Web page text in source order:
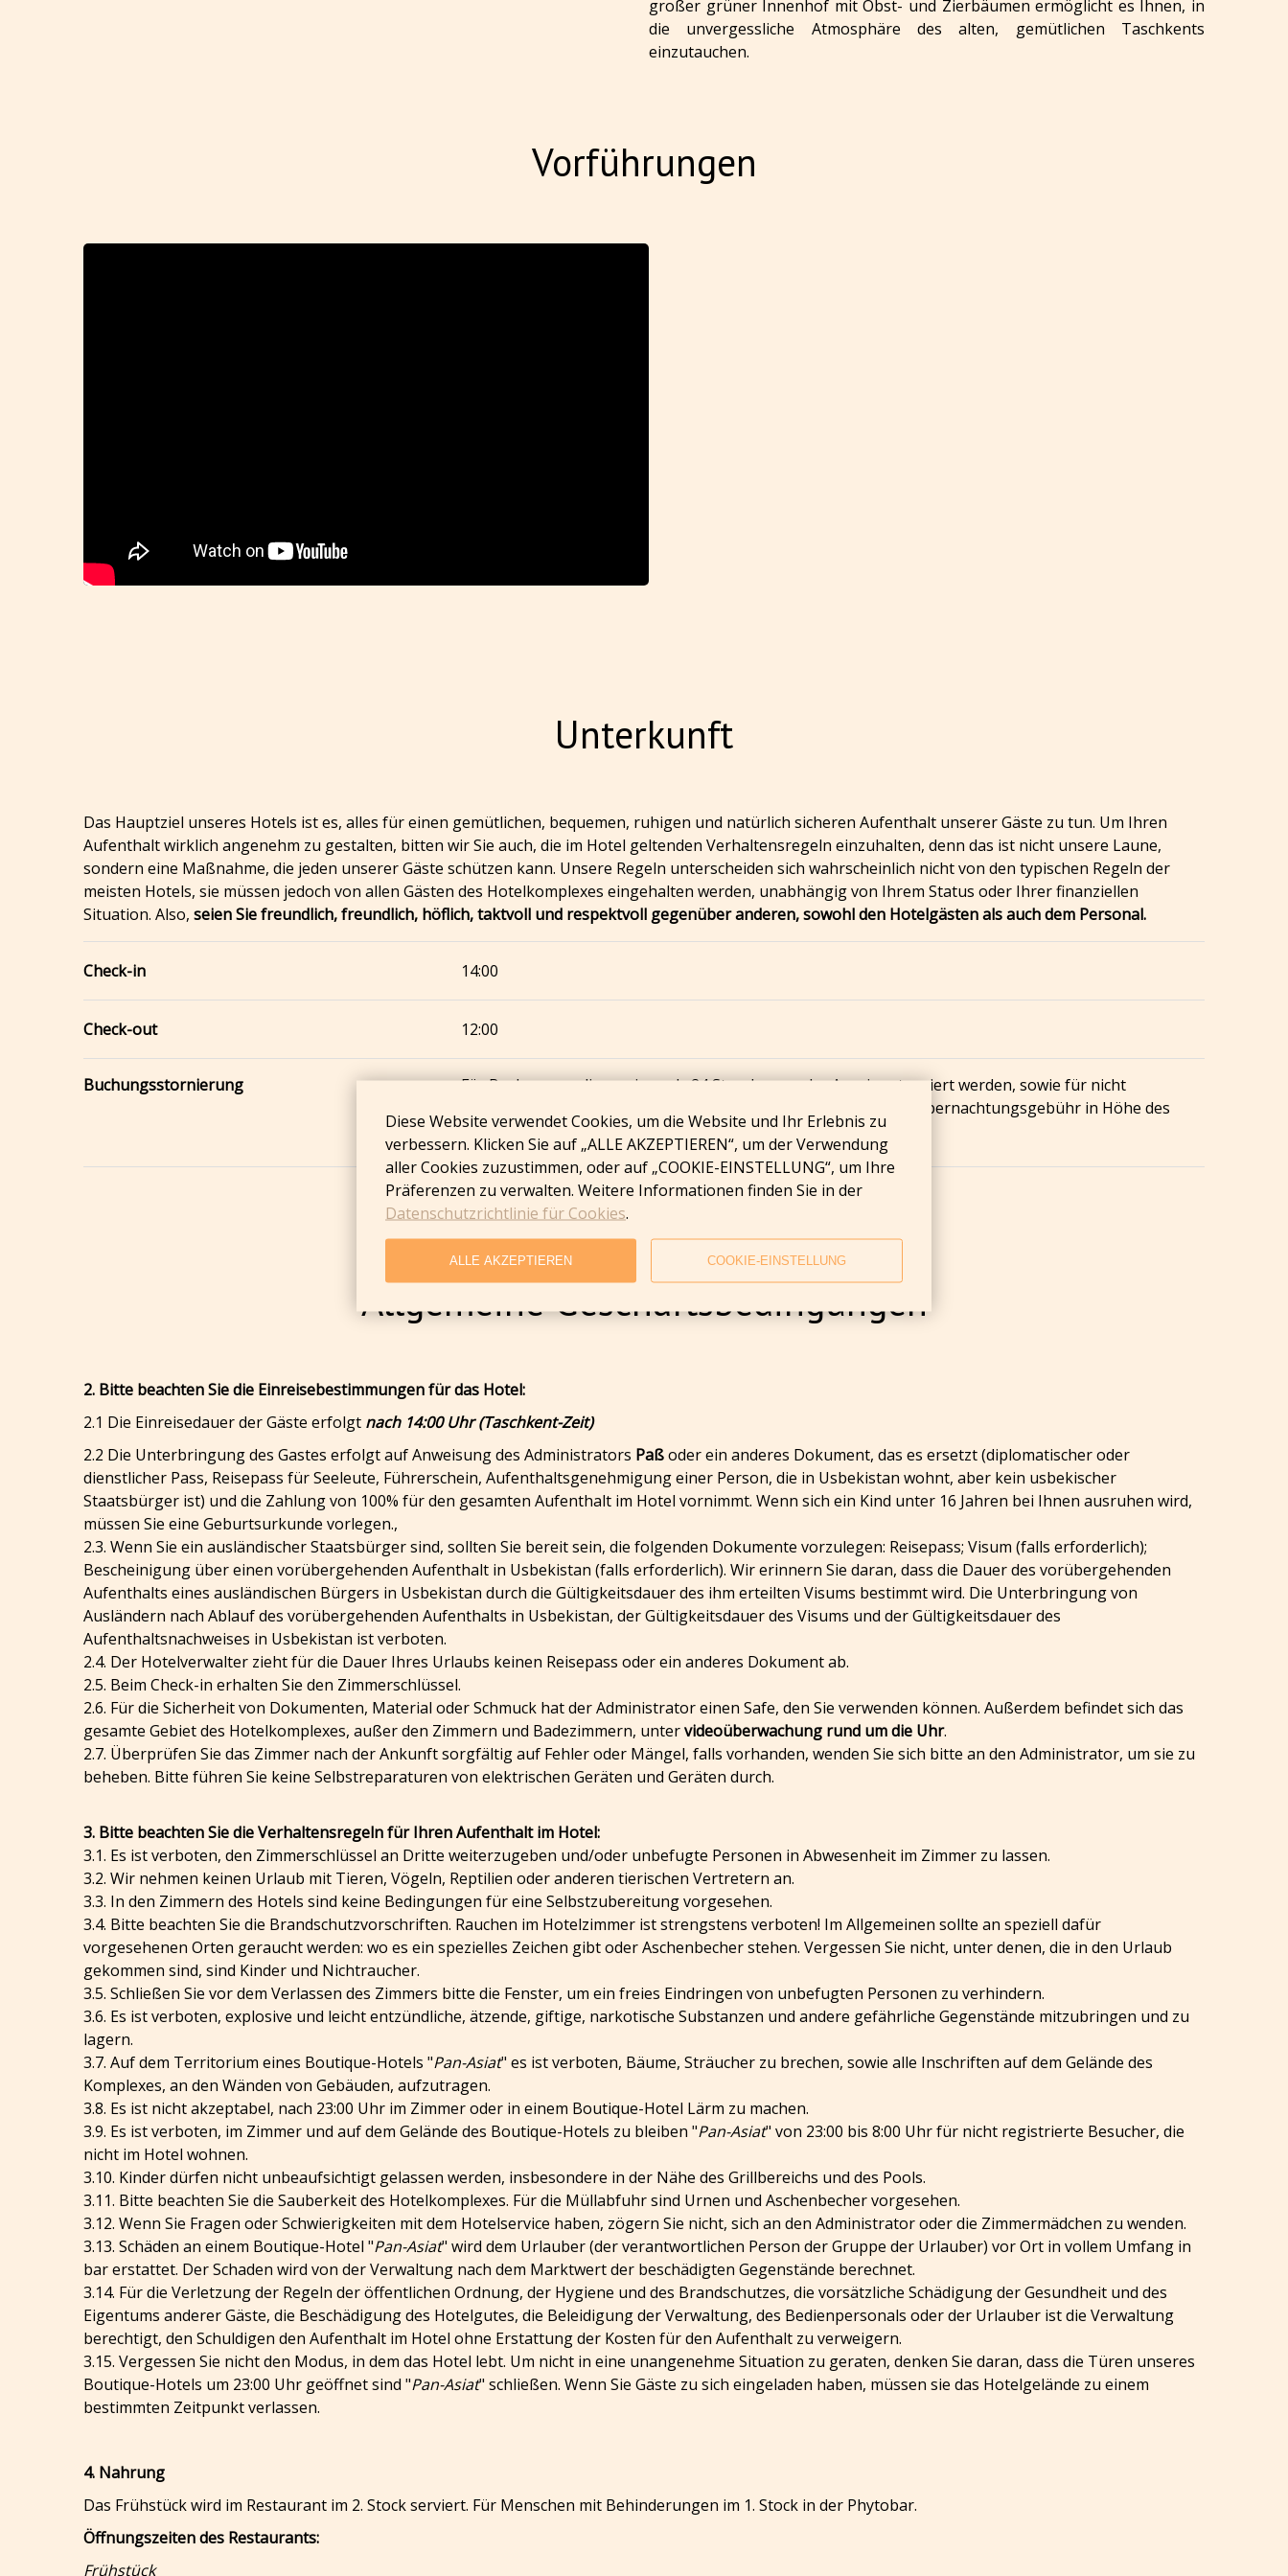
Diese Website verwendet Cookies, um die Website und Ihr Erlebnis zu
verbessern. Klicken Sie auf „ALLE AKZEPTIEREN“, um der Verwendung
aller Cookies zuzustimmen, oder auf „COOKIE-EINSTELLUNG“, um Ihre
Präferenzen zu verwalten. Weitere Informationen finden Sie in der
Datenschutzrichtlinie für Cookies.
ALLE AKZEPTIEREN COOKIE-EINSTELLUNG
großer grüner Innenhof mit Obst- und Zierbäumen ermöglicht es Ihnen, in
die unvergessliche Atmosphäre des alten, gemütlichen Taschkents
einzutauchen.
Vorführungen
Unterkunft
Das Hauptziel unseres Hotels ist es, alles für einen gemütlichen, bequemen, ruhigen und natürlich sicheren Aufenthalt unserer Gäste zu tun. Um Ihren
Aufenthalt wirklich angenehm zu gestalten, bitten wir Sie auch, die im Hotel geltenden Verhaltensregeln einzuhalten, denn das ist nicht unsere Laune,
sondern eine Maßnahme, die jeden unserer Gäste schützen kann. Unsere Regeln unterscheiden sich wahrscheinlich nicht von den typischen Regeln der
meisten Hotels, sie müssen jedoch von allen Gästen des Hotelkomplexes eingehalten werden, unabhängig von Ihrem Status oder Ihrer finanziellen
Situation. Also, seien Sie freundlich, freundlich, höflich, taktvoll und respektvoll gegenüber anderen, sowohl den Hotelgästen als auch dem Personal.
Check-in 14:00
Check-out 12:00
Buchungsstornierung
Für Buchungen, die weniger als 24 Stunden vor der Anreise storniert werden, sowie für nicht
verwendete Buchungen berechnet das Hotel dem Kunden eine Übernachtungsgebühr in Höhe des
Zimmerpreises.
Allgemeine Geschäftsbedingungen
2. Bitte beachten Sie die Einreisebestimmungen für das Hotel:
2.1 Die Einreisedauer der Gäste erfolgt nach 14:00 Uhr (Taschkent-Zeit)
2.2 Die Unterbringung des Gastes erfolgt auf Anweisung des Administrators Paßoder ein anderes Dokument, das es ersetzt (diplomatischer oder
dienstlicher Pass, Reisepass für Seeleute, Führerschein, Aufenthaltsgenehmigung einer Person, die in Usbekistan wohnt, aber kein usbekischer
Staatsbürger ist) und die Zahlung von 100% für den gesamten Aufenthalt im Hotel vornimmt. Wenn sich ein Kind unter 16 Jahren bei Ihnen ausruhen wird,
müssen Sie eine Geburtsurkunde vorlegen.,
2.3. Wenn Sie ein ausländischer Staatsbürger sind, sollten Sie bereit sein, die folgenden Dokumente vorzulegen: Reisepass; Visum (falls erforderlich);
Bescheinigung über einen vorübergehenden Aufenthalt in Usbekistan (falls erforderlich). Wir erinnern Sie daran, dass die Dauer des vorübergehenden
Aufenthalts eines ausländischen Bürgers in Usbekistan durch die Gültigkeitsdauer des ihm erteilten Visums bestimmt wird. Die Unterbringung von
Ausländern nach Ablauf des vorübergehenden Aufenthalts in Usbekistan, der Gültigkeitsdauer des Visums und der Gültigkeitsdauer des
Aufenthaltsnachweises in Usbekistan ist verboten.
2.4. Der Hotelverwalter zieht für die Dauer Ihres Urlaubs keinen Reisepass oder ein anderes Dokument ab.
2.5. Beim Check-in erhalten Sie den Zimmerschlüssel.
2.6. Für die Sicherheit von Dokumenten, Material oder Schmuck hat der Administrator einen Safe, den Sie verwenden können. Außerdem befindet sich das
gesamte Gebiet des Hotelkomplexes, außer den Zimmern und Badezimmern, untervideoüberwachung rund um die Uhr.
2.7. Überprüfen Sie das Zimmer nach der Ankunft sorgfältig auf Fehler oder Mängel, falls vorhanden, wenden Sie sich bitte an den Administrator, um sie zu
beheben. Bitte führen Sie keine Selbstreparaturen von elektrischen Geräten und Geräten durch.
3. Bitte beachten Sie die Verhaltensregeln für Ihren Aufenthalt im Hotel:
3.1. Es ist verboten, den Zimmerschlüssel an Dritte weiterzugeben und/oder unbefugte Personen in Abwesenheit im Zimmer zu lassen.
3.2. Wir nehmen keinen Urlaub mit Tieren, Vögeln, Reptilien oder anderen tierischen Vertretern an.
3.3. In den Zimmern des Hotels sind keine Bedingungen für eine Selbstzubereitung vorgesehen.
3.4. Bitte beachten Sie die Brandschutzvorschriften. Rauchen im Hotelzimmer ist strengstens verboten! Im Allgemeinen sollte an speziell dafür
vorgesehenen Orten geraucht werden: wo es ein spezielles Zeichen gibt oder Aschenbecher stehen. Vergessen Sie nicht, unter denen, die in den Urlaub
gekommen sind, sind Kinder und Nichtraucher.
3.5. Schließen Sie vor dem Verlassen des Zimmers bitte die Fenster, um ein freies Eindringen von unbefugten Personen zu verhindern.
3.6. Es ist verboten, explosive und leicht entzündliche, ätzende, giftige, narkotische Substanzen und andere gefährliche Gegenstände mitzubringen und zu
lagern.
3.7. Auf dem Territorium eines Boutique-Hotels "Pan-Asiat" es ist verboten, Bäume, Sträucher zu brechen, sowie alle Inschriften auf dem Gelände des
Komplexes, an den Wänden von Gebäuden, aufzutragen.
3.8. Es ist nicht akzeptabel, nach 23:00 Uhr im Zimmer oder in einem Boutique-Hotel Lärm zu machen.
3.9. Es ist verboten, im Zimmer und auf dem Gelände des Boutique-Hotels zu bleiben "Pan-Asiat" von 23:00 bis 8:00 Uhr für nicht registrierte Besucher, die
nicht im Hotel wohnen.
3.10. Kinder dürfen nicht unbeaufsichtigt gelassen werden, insbesondere in der Nähe des Grillbereichs und des Pools.
3.11. Bitte beachten Sie die Sauberkeit des Hotelkomplexes. Für die Müllabfuhr sind Urnen und Aschenbecher vorgesehen.
3.12. Wenn Sie Fragen oder Schwierigkeiten mit dem Hotelservice haben, zögern Sie nicht, sich an den Administrator oder die Zimmermädchen zu wenden.
3.13. Schäden an einem Boutique-Hotel "Pan-Asiat" wird dem Urlauber (der verantwortlichen Person der Gruppe der Urlauber) vor Ort in vollem Umfang in
bar erstattet. Der Schaden wird von der Verwaltung nach dem Marktwert der beschädigten Gegenstände berechnet.
3.14. Für die Verletzung der Regeln der öffentlichen Ordnung, der Hygiene und des Brandschutzes, die vorsätzliche Schädigung der Gesundheit und des
Eigentums anderer Gäste, die Beschädigung des Hotelgutes, die Beleidigung der Verwaltung, des Bedienpersonals oder der Urlauber ist die Verwaltung
berechtigt, den Schuldigen den Aufenthalt im Hotel ohne Erstattung der Kosten für den Aufenthalt zu verweigern.
3.15. Vergessen Sie nicht den Modus, in dem das Hotel lebt. Um nicht in eine unangenehme Situation zu geraten, denken Sie daran, dass die Türen unseres
Boutique-Hotels um 23:00 Uhr geöffnet sind "Pan-Asiat" schließen. Wenn Sie Gäste zu sich eingeladen haben, müssen sie das Hotelgelände zu einem
bestimmten Zeitpunkt verlassen.
4. Nahrung
Das Frühstück wird im Restaurant im 2. Stock serviert. Für Menschen mit Behinderungen im 1. Stock in der Phytobar.
Öffnungszeiten des Restaurants:
Frühstück